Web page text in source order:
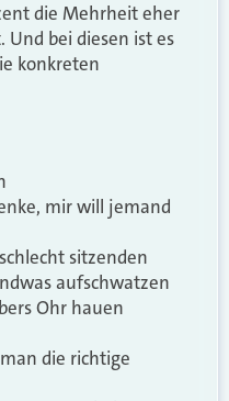
die Mehrheit eher
Und bei diesen ist es
konkreten
mir will jemand
sitzenden
aufschwatzen
Ohr hauen
die richtige